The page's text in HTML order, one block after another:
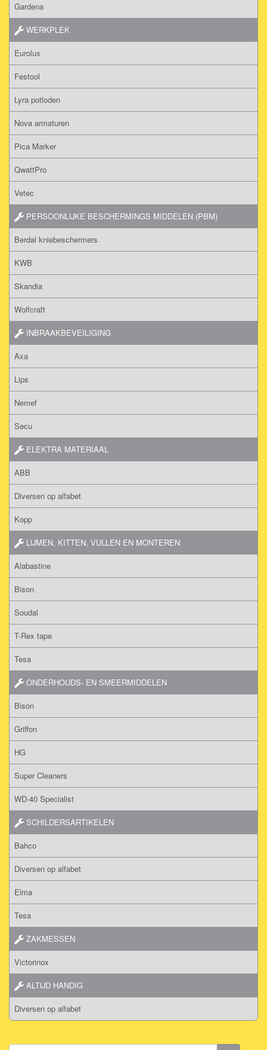
Gardena
WERKPLEK
Eurolux
Festool
Lyra potloden
Nova armaturen
Pica Marker
QwattPro
Vetec
PERSOONLIJKE BESCHERMINGS MIDDELEN (PBM)
Berdal kniebeschermers
KWB
Skandia
Wolfcraft
INBRAAKBEVEILIGING
Axa
Lips
Nemef
Secu
ELEKTRA MATERIAAL
ABB
Diversen op alfabet
Kopp
LIJMEN, KITTEN, VULLEN EN MONTEREN
Alabastine
Bison
Soudal
T-Rex tape
Tesa
ONDERHOUDS- EN SMEERMIDDELEN
Bison
Griffon
HG
Super Cleaners
WD-40 Specialist
SCHILDERSARTIKELEN
Bahco
Diversen op alfabet
Elma
Tesa
ZAKMESSEN
Victorinox
ALTIJD HANDIG
Diversen op alfabet